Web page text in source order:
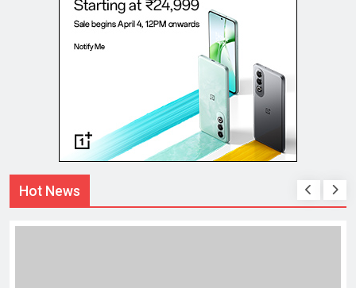
Hot News